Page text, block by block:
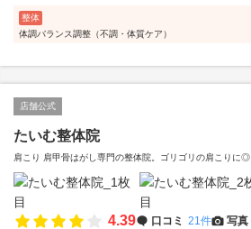
整体
体調バランス調整（不調・体質ケア）
店舗公式
たいむ整体院
肩こり 肩甲骨はがし専門の整体院。ゴリゴリの肩こりに◎
4.39 口コミ 21件 写真